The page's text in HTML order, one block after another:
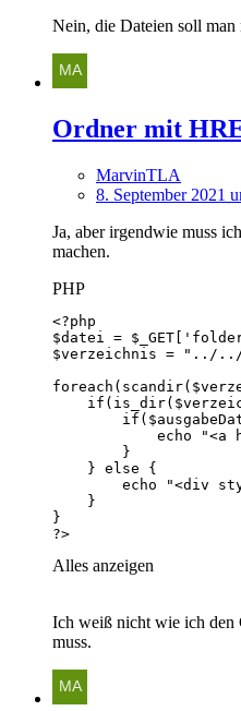
Nein, die Dateien soll
Ordner mit
MarvinTLA
8. September 2021
Ja, aber irgendwie muss
machen.
PHP
?>
Alles anzeigen
Ich weiß nicht wie ich den
muss.